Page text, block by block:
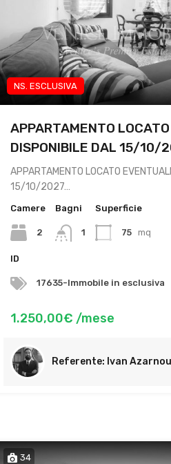
NS. ESCLUSIVA
APPARTAMENTO
DISPONIBILE DAL 15/10/
APPARTAMENTO LOCATO
15/10/2027…
Camere
2
Bagni
1
Superficie
75 mq
ID
17635-Immobile in esclusiva
1.250,00€ /mese
Ivan
34